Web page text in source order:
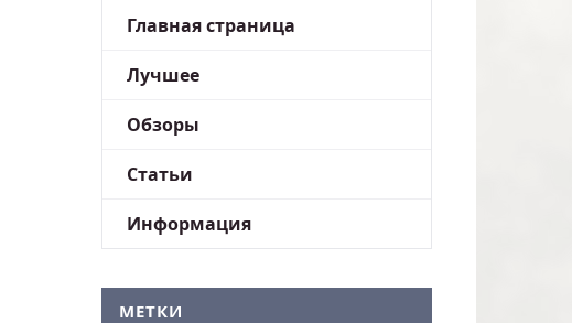
Главная страница
Лучшее
Обзоры
Статьи
Информация
МЕТКИ